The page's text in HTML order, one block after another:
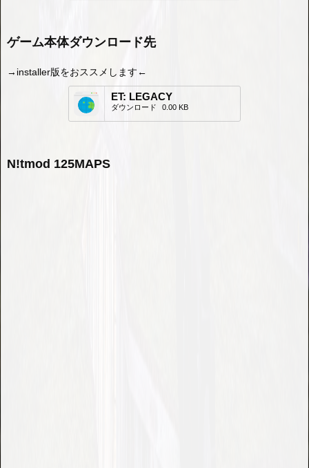
ゲーム本体ダウンロード先
→installer版をおススメします←
ET: LEGACY
ダウンロード 0.00 KB
N!tmod 125MAPS